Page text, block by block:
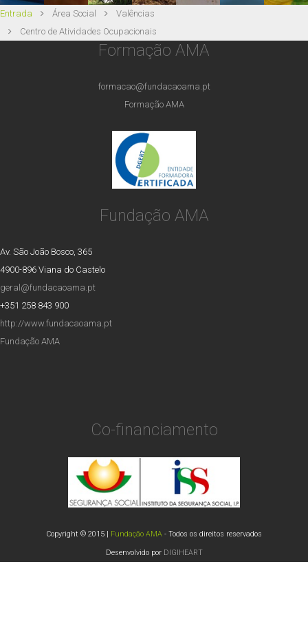
Entrada Área Social
Valências
Centro de Atividades Ocupacionais
Formação AMA
formacao@fundacaoama.pt
Formação AMA
Fundação AMA
Av. São João Bosco, 365
4900-896 Viana do Castelo
geral@fundacaoama.pt
+351 258 843 900
http://www.fundacaoama.pt
Fundação AMA
Co-financiamento
Copyright © 2015 | Fundação AMA - Todos os direitos reservados
Desenvolvido por DIGIHEART